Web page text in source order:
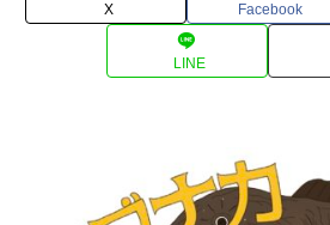
X Facebook
LINE